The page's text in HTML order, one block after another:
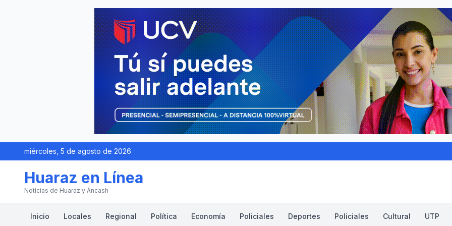
miércoles, 5 de agosto de 2026
Huaraz en Línea
Noticias de Huaraz y Áncash
Inicio Locales Regional Política Economía Policiales Deportes Policiales Cultural UTP